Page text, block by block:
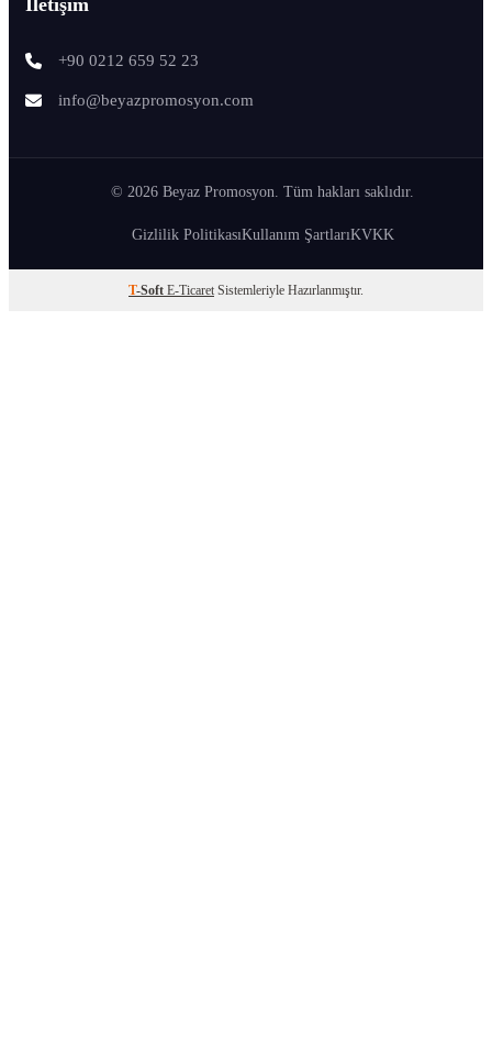
İletişim
+90 0212 659 52 23
info@beyazpromosyon.com
© 2026 Beyaz Promosyon. Tüm hakları saklıdır.
Gizlilik PolitikasıKullanım ŞartlarıKVKK
T-Soft E-Ticaret Sistemleriyle Hazırlanmıştır.